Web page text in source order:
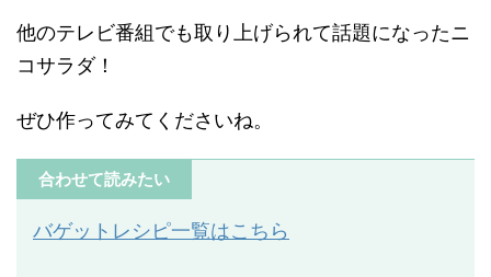
他のテレビ番組でも取り上げられて話題になったニ
コサラダ！
ぜひ作ってみてくださいね。
合わせて読みたい
バゲットレシピ一覧はこちら